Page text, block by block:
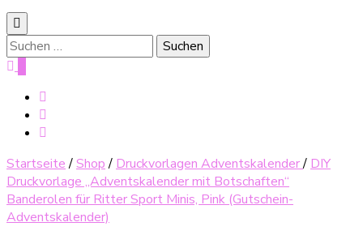
Suche
nach:
Startseite /Shop / Druckvorlagen Adventskalender/ DIY
Druckvorlage „Adventskalender mit Botschaften“
Banderolen für Ritter Sport Minis, Pink (Gutschein-
Adventskalender)